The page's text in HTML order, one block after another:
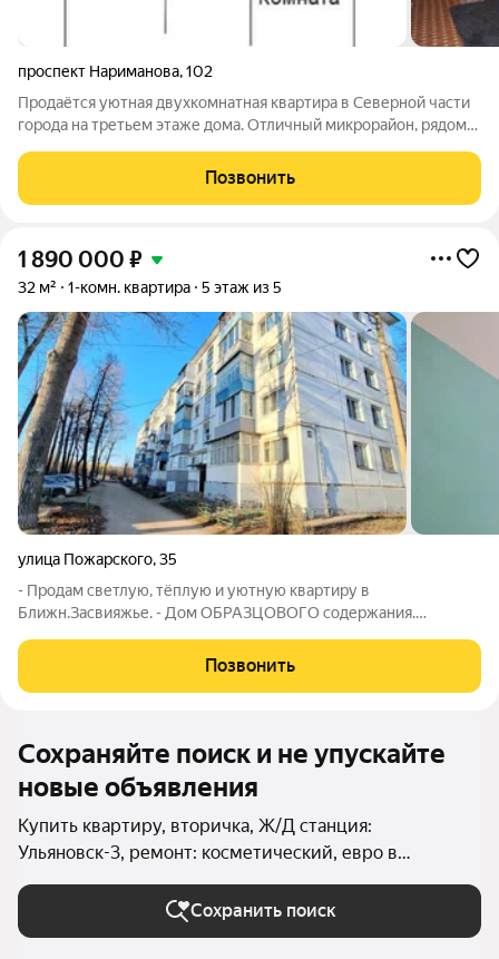
проспект Нариманова,102
Продаётся уютная двухкомнатная квартира в Северной части
города на третьем этаже дома. Отличный микрорайон, рядом
включает дополнительную перегородку, позволяющую
создать отдельную комнату
Позвонить
1 890 000 ₽
32 м² 1-комн. квартира 5 этаж из 5
улица Пожарского,35
- Продам светлую, тёплую и уютную квартиру в
Ближн.Засвияжье. - Дом ОБРАЗЦОВОГО содержания.
коммуникаций был 4 лет назад. - СВОБОДНА. Готова к
продаже. ОКНА на восточную сторону, жары нет. - Удачная
Позвонить
Сохраняйте поиск и не упускайте
новые объявления
Купить квартиру, вторичка, Ж/Д станция:
Ульяновск-3, ремонт: косметический, евро в
Ульяновске
Сохранить поиск